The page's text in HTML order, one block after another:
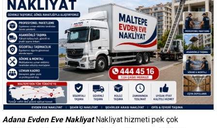
Adana Evden Eve Nakliyat Nakliyat hizmeti pek çok